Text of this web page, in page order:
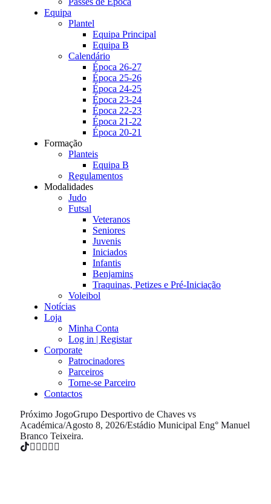
Equipa
Plantel
Equipa Principal
Equipa B
Calendário
Época 26-27
Época 25-26
Época 24-25
Época 23-24
Época 22-23
Época 21-22
Época 20-21
Formação
Planteis
Equipa B
Regulamentos
Modalidades
Judo
Futsal
Veteranos
Seniores
Juvenis
Iniciados
Infantis
Benjamins
Traquinas, Petizes e Pré-Iniciação
Voleibol
Notícias
Loja
Minha Conta
Log in | Registar
Corporate
Patrocinadores
Parceiros
Torne-se Parceiro
Contactos
Próximo JogoGrupo Desportivo de Chaves vs
Académica/Agosto 8, 2026/Estádio Municipal Eng° Manuel
Branco Teixeira.